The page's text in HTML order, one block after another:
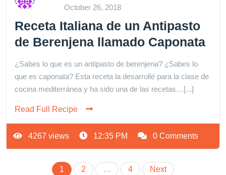
October 26, 2018
Receta Italiana de un Antipasto
de Berenjena llamado Caponata
¿Sabes lo que es un antipasto de berenjena? ¿Sabes lo
que es caponata? Esta receta la desarrollé para la clase de
cocina mediterránea y ha sido una de las recetas…[...]
Read Full Recipe
4267 views 12:35 PM 0 Comments
Posts
1 2 … 4 Next